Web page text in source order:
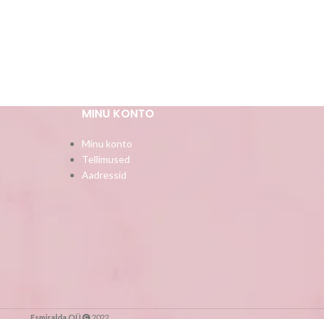
MINU KONTO
Minu konto
Tellimused
Aadressid
Esmiralda OÜ 2022 .